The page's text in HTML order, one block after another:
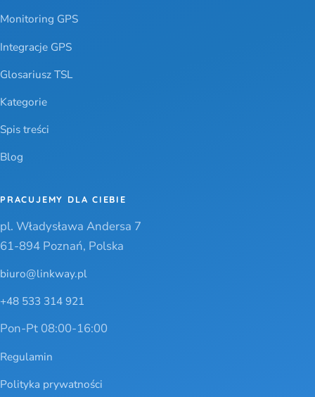
Monitoring GPS
Integracje GPS
Glosariusz TSL
Kategorie
Spis treści
Blog
PRACUJEMY DLA CIEBIE
pl. Władysława Andersa 7
61-894 Poznań, Polska
biuro@linkway.pl
+48 533 314 921
Pon-Pt 08:00-16:00
Regulamin
Polityka prywatności